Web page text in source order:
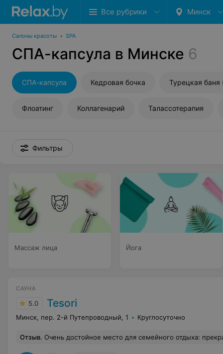
Все рубрики Минск
Салоны красоты • SPA
СПА-капсула в Минске 6
СПА-капсула Кедровая бочка Турецкая
Флоатинг Коллагенарий Талассотерапия
Фильтры
Массаж лица Йога
САУНА
5.0 Tesori
Минск, пер. 2-й Путепроводный, 1 Круглосуточно
Отзыв. Очень достойное место для семейного отдыха: прекрасный массаж, просторный чистый бассейн, приемлемые цены. Остались очень довольны. Но для